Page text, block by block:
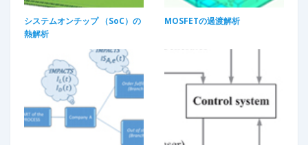
システムオンチップ （SoC）の
熱解析
MOSFETの過渡解析​